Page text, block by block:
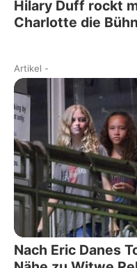
Hilary Duff rockt
Charlotte die
Artikel -
Nach Eric Danes